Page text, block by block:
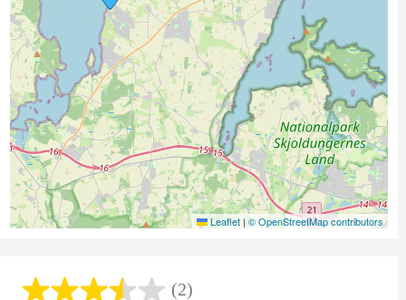
Leaflet | © OpenStreetMap contributors
(2)